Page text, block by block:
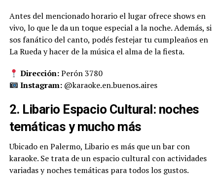
Antes del mencionado horario el lugar ofrece shows en
vivo, lo que le da un toque especial a la noche. Además, si
sos fanático del canto, podés festejar tu cumpleaños en
La Rueda y hacer de la música el alma de la fiesta.
Dirección:Perón 3780
Instagram:@karaoke.en.buenos.aires
2. Libario Espacio Cultural: noches
temáticas y mucho más
Ubicado en Palermo, Libario es más que un bar con
karaoke. Se trata de un espacio cultural con actividades
variadas y noches temáticas para todos los gustos.